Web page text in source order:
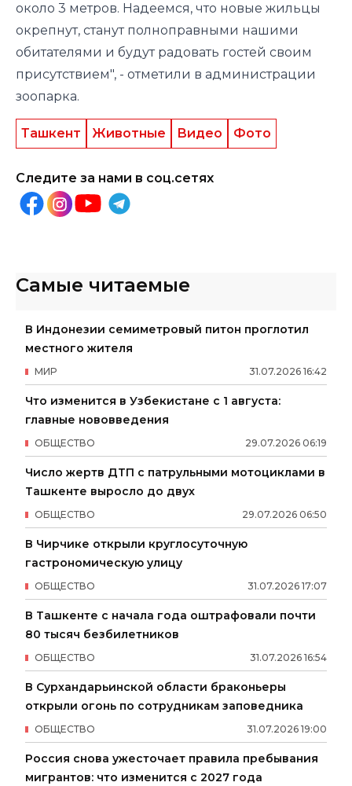
около 3 метров. Надеемся, что новые жильцы
окрепнут, станут полноправными нашими
обитателями и будут радовать гостей своим
присутствием", - отметили в администрации
зоопарка.
Ташкент Животные Видео Фото
Следите за нами в соц.сетях
Самые читаемые
В Индонезии семиметровый питон проглотил
местного жителя
31.07.2026 16:42
МИР
Что изменится в Узбекистане с 1 августа:
главные нововведения
29.07.2026 06:19
ОБЩЕСТВО
Число жертв ДТП с патрульными мотоциклами в
Ташкенте выросло до двух
29.07.2026 06:50
ОБЩЕСТВО
В Чирчике открыли круглосуточную
гастрономическую улицу
31.07.2026 17:07
ОБЩЕСТВО
В Ташкенте с начала года оштрафовали почти
80 тысяч безбилетников
31.07.2026 16:54
ОБЩЕСТВО
В Сурхандарьинской области браконьеры
открыли огонь по сотрудникам заповедника
31.07.2026 19:00
ОБЩЕСТВО
Россия снова ужесточает правила пребывания
мигрантов: что изменится с 2027 года